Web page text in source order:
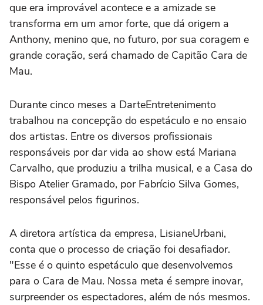
que era improvável acontece e a amizade se
transforma em um amor forte, que dá origem a
Anthony, menino que, no futuro, por sua coragem e
grande coração, será chamado de Capitão Cara de
Mau.
Durante cinco meses a DarteEntretenimento
trabalhou na concepção do espetáculo e no ensaio
dos artistas. Entre os diversos profissionais
responsáveis pordar vida ao show está Mariana
Carvalho, que produziu a trilha musical, e a Casa do
Bispo Atelier Gramado, por Fabrício Silva Gomes,
responsável pelos figurinos.
A diretora artística da empresa, LisianeUrbani,
conta que o processo de criação foi desafiador.
"Esse é o quinto espetáculo que desenvolvemos
para o Cara de Mau. Nossa meta é sempre inovar,
surpreender os espectadores, além de nós mesmos.